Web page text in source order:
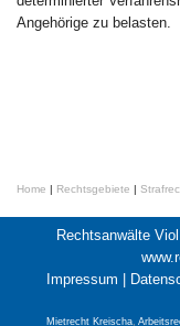
Angehörige zu belasten.
Home | Rechtsgebiete |
Rechtsanwälte
Impressum |
Mietrecht Kreischa,